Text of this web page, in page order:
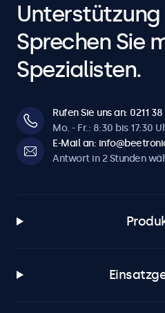
Sprechen Sie
Spezialisten.
Rufen Sie uns an: 0211
Mo. - Fr.: 8:30 bis 17:30
E-Mail an:
Antwort in 2 Stunden